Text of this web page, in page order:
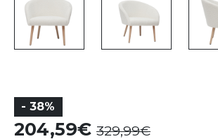
- 38%
204,59 329,99